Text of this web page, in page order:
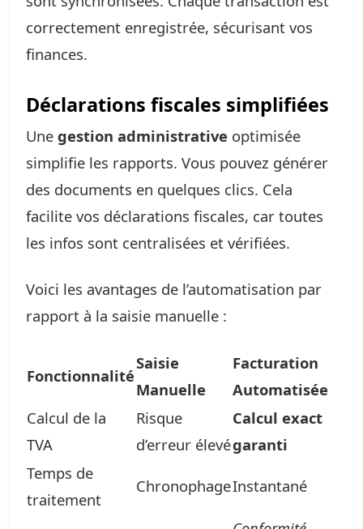
correctement enregistrée, sécurisant vos
finances.
Déclarations fiscales simplifiées
Une gestion administrative optimisée
simplifie les rapports. Vous pouvez générer
des documents en quelques clics. Cela
facilite vos déclarations fiscales, car toutes
les infos sont centralisées et vérifiées.
Voici les avantages de l’automatisation par
rapport à la saisie manuelle :
Fonctionnalité
Saisie
Manuelle
Facturation
Automatisée
Calcul de la
TVA
Risque
d’erreur élevé
Calcul exact
garanti
Temps de
traitement
ChronophageInstantané